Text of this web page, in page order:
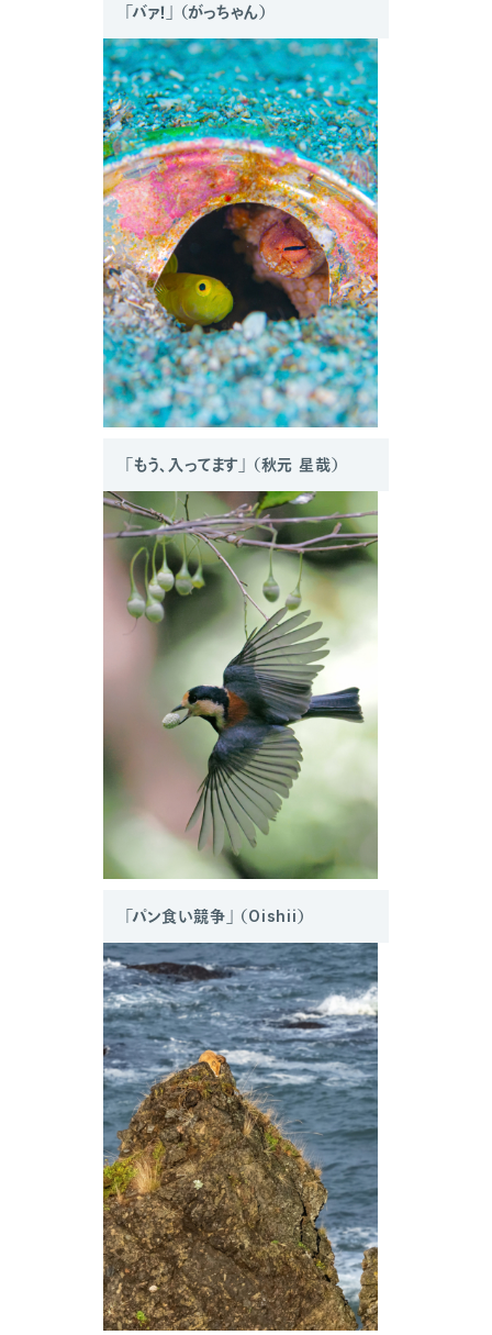
「バァ！」 （がっちゃん）
「もう、入ってます」 （秋元 星哉）
「パン食い競争」 （Oishii）